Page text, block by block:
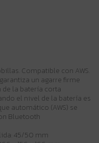
Compatible con AWS.
un agarre firme
la batería corta
el nivel de la batería es
automático (AWS) se
Bluetooth
45/50 mm